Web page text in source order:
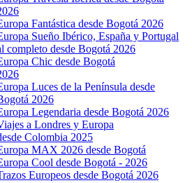
Fantástica desde Bogotá 2026
Sueño Ibérico, España y Portugal
completo desde Bogotá 2026
Chic desde Bogotá
Luces de la Península desde
2026
Legendaria desde Bogotá 2026
a Londres y Europa
Colombia 2025
MAX 2026 desde Bogotá
Cool desde Bogotá - 2026
Europeos desde Bogotá 2026